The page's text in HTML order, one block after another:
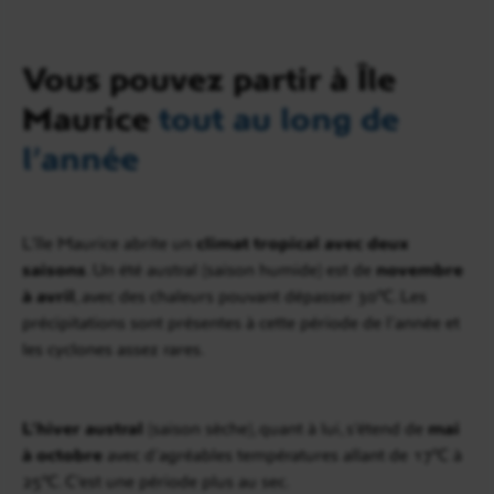
Vous pouvez partir à Île
Maurice tout au long de
l’année
L’île Maurice abrite un
climat tropical avec deux
saisons . Un été austral (saison humide) est de novembre
à avril , avec des chaleurs pouvant dépasser 30°C. Les
précipitations sont présentes à cette période de l’année et
les cyclones assez rares.
L’hiver austral (saison sèche), quant à lui, s’étend de mai
à octobre avec d’agréables températures allant de 17°C à
25°C. C’est une période plus au sec.